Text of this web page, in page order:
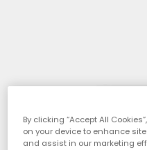
By clicking “Accept All
on your device to enhance
and assist in our marketing